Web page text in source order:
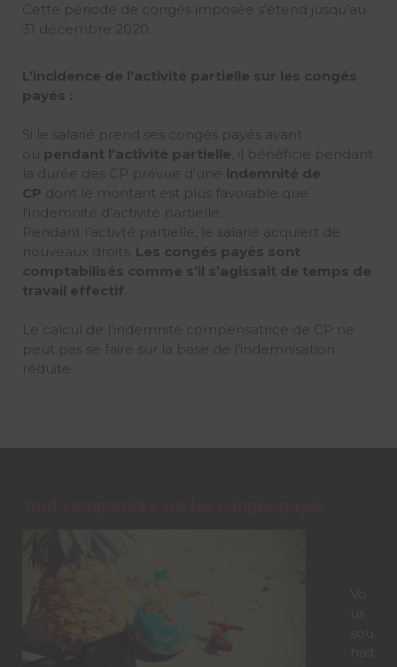
Cette période de congés imposée s’étend jusqu’au
31 décembre 2020.
L’incidence de l’activité partielle sur les congés
payés :
Si le salarié prend ses congés payés avant
ou pendant l’activité partielle , il bénéficie pendant
la durée des CP prévue d’une indemnité de
CP dont le montant est plus favorable que
l’indemnité d’activité partielle.
Pendant l’activté partielle, le salarié acquiert de
nouveaux droits. Les congés payés sont
comptabilisés comme s’il s’agissait de temps de
travail effectif
Le calcul de l’indemnité compensatrice de CP ne
peut pas se faire sur la base de l’indemnisation
réduite.